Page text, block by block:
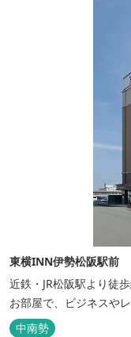
東横INN伊勢松阪駅前
近鉄・JR松阪駅より徒
お部屋で、ビジネスや
中南勢